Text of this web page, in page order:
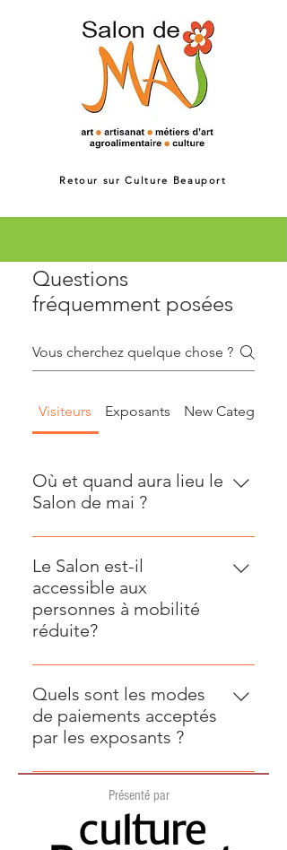
Retour sur Culture Beauport
Questions
fréquemment posées
Visiteurs Exposants New Category
Où et quand aura lieu le
Salon de mai ?
Jeudi 30 avril : 9h30 à 21h Vendredi
1er mai : 9h30 à 21h Samedi 2 mai :
9h à 17h Dimanche 3 mai : 10h à
17h Aux PROMENADES
BEAUPORT à Québec : 3333 Rue
Le Salon est-il
accessible aux
personnes à mobilité
réduite?
Oui. Les Promenades Beauport
proposent gratuitement un service
de prêt de fauteuils roulants
disponible au Service à la
Quels sont les modes
de paiements acceptés
par les exposants ?
Plusieurs exposants acceptent les
cartes de crédit, et certains
acceptent les cartes de débit.
Nous vous recommandons d'avoir
Présenté par